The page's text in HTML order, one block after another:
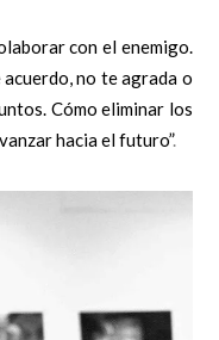
con el enemigo.
no te agrada o
Cómo eliminar los
hacia el futuro”.